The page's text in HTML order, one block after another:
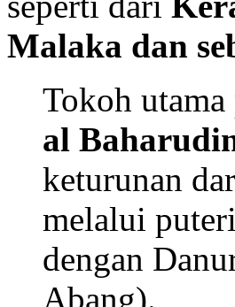
Malaka dan
Tokoh
al
keturunan
melalui
dengan
Abang).